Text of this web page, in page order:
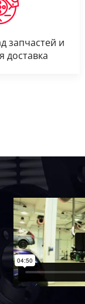
запчастей и
доставка